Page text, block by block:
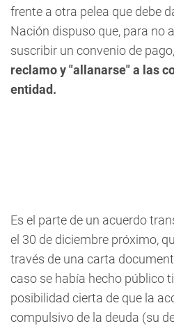
frente a otra pelea que debe
Nación dispuso que, para no
suscribir un convenio de
reclamo y "allanarse" a las
entidad.
Es el parte de un acuerdo
el 30 de diciembre próximo,
través de una carta
caso se había hecho público
posibilidad cierta de que la
compulsivo de la deuda (su